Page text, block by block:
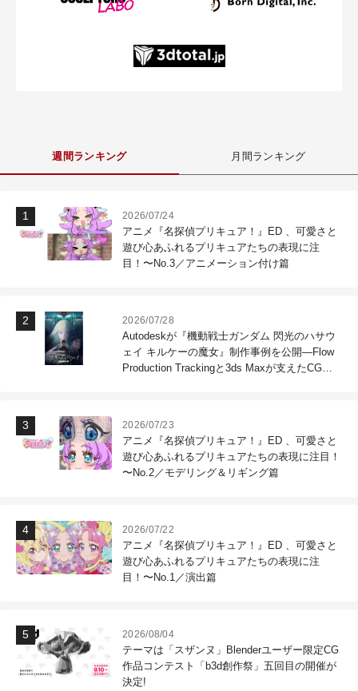
週間ランキング 月間ランキング
2026/07/24
アニメ『名探偵プリキュア！』ED 、可愛さと
遊び心あふれるプリキュアたちの表現に注
目！〜No.3／アニメーション付け篇
2026/07/28
Autodeskが『機動戦士ガンダム 閃光のハサウ
ェイ キルケーの魔女』制作事例を公開―Flow
Production Trackingと3ds Maxが支えたCG制
2026/07/23
アニメ『名探偵プリキュア！』ED 、可愛さと
遊び心あふれるプリキュアたちの表現に注目！
〜No.2／モデリング＆リギング篇
2026/07/22
アニメ『名探偵プリキュア！』ED 、可愛さと
遊び心あふれるプリキュアたちの表現に注
目！〜No.1／演出篇
2026/08/04
テーマは「スザンヌ」Blenderユーザー限定CG
作品コンテスト「b3d創作祭」五回目の開催が
決定!